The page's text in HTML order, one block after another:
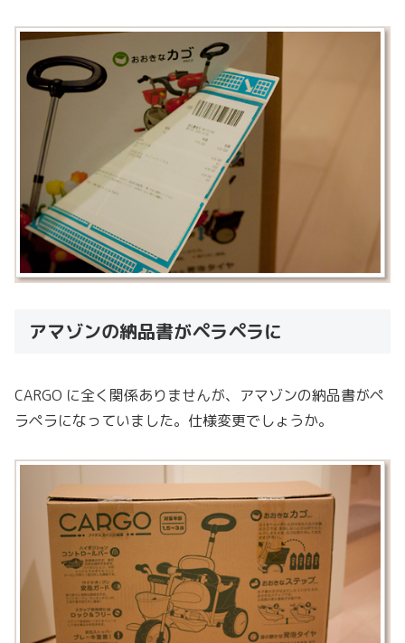
アマゾンの納品書がペラペラに
CARGO に全く関係ありませんが、アマゾンの納品書がペ
ラペラになっていました。仕様変更でしょうか。